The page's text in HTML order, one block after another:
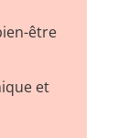
être
et